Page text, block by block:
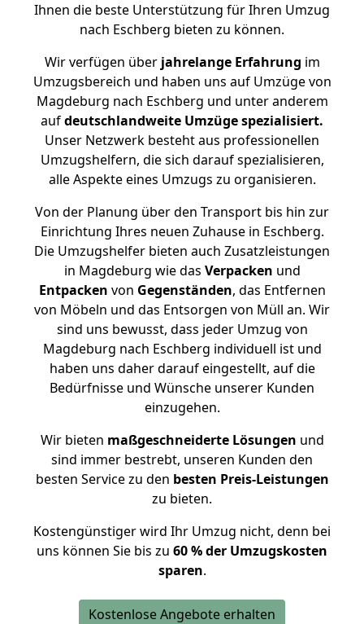
Ihnen die beste Unterstützung für Ihren Umzug
nach Eschberg bieten zu können.
Wir verfügen überjahrelange Erfahrung im
Umzugsbereich und haben uns auf Umzüge von
Magdeburg nach Eschberg und unter anderem
aufdeutschlandweite Umzüge spezialisiert.
Unser Netzwerk besteht aus professionellen
Umzugshelfern, die sich darauf spezialisieren,
alle Aspekte eines Umzugs zu organisieren.
Von der Planung über den Transport bis hin zur
Einrichtung Ihres neuen Zuhause in Eschberg.
Die Umzugshelfer bieten auch Zusatzleistungen
in Magdeburg wie das Verpacken und
Entpacken von Gegenständen, das Entfernen
von Möbeln und das Entsorgen von Müll an. Wir
sind uns bewusst, dass jeder Umzug von
Magdeburg nach Eschberg individuell ist und
haben uns daher darauf eingestellt, auf die
Bedürfnisse und Wünsche unserer Kunden
einzugehen.
Wir bieten maßgeschneiderte Lösungen und
sind immer bestrebt, unseren Kunden den
besten Service zu den besten Preis-Leistungen
zu bieten.
Kostengünstiger wird Ihr Umzug nicht, denn bei
uns können Sie bis zu 60 % der Umzugskosten
sparen.
Kostenlose Angebote erhalten